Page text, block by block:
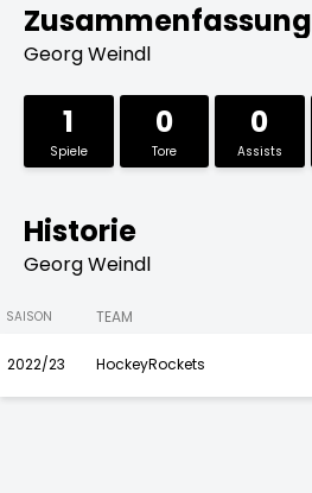
Zusammenfassung
Georg Weindl
1
Spiele
0
Tore
0
Assists
Historie
Georg Weindl
SAISON TEAM
2022/23 HockeyRockets